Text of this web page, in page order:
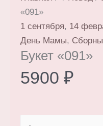
«091»
1 сентября, 14
День Мамы,
Букет «091»
5900 ₽